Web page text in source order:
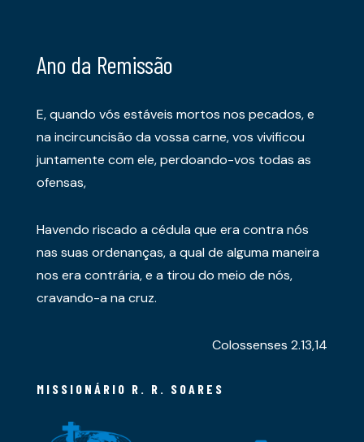
Ano da Remissão
E, quando vós estáveis mortos nos pecados, e
na incircuncisão da vossa carne, vos vivificou
juntamente com ele, perdoando-vos todas as
ofensas,
Havendo riscado a cédula que era contra nós
nas suas ordenanças, a qual de alguma maneira
nos era contrária, e a tirou do meio de nós,
cravando-a na cruz.
Colossenses 2.13,14
MISSIONÁRIO R. R. SOARES